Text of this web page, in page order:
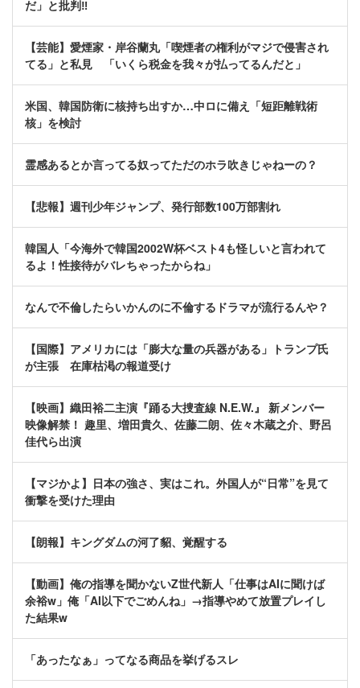
だ」と批判‼
【芸能】愛煙家・岸谷蘭丸「喫煙者の権利がマジで侵害され
てる」と私見 「いくら税金を我々が払ってるんだと」
米国、韓国防衛に核持ち出すか…中ロに備え「短距離戦術
核」を検討
霊感あるとか言ってる奴ってただのホラ吹きじゃねーの？
【悲報】週刊少年ジャンプ、発行部数100万部割れ
韓国人「今海外で韓国2002W杯ベスト4も怪しいと言われて
るよ！性接待がバレちゃったからね」
なんで不倫したらいかんのに不倫するドラマが流行るんや？
【国際】アメリカには「膨大な量の兵器がある」トランプ氏
が主張 在庫枯渇の報道受け
【映画】織田裕二主演『踊る大捜査線 N.E.W.』 新メンバー
映像解禁！ 趣里、増田貴久、佐藤二朗、佐々木蔵之介、野呂
佳代ら出演
【マジかよ】日本の強さ、実はこれ。外国人が“日常”を見て
衝撃を受けた理由
【朗報】キングダムの河了貂、覚醒する
【動画】俺の指導を聞かないZ世代新人「仕事はAIに聞けば
余裕w」俺「AI以下でごめんね」→指導やめて放置プレイし
た結果w
「あったなぁ」ってなる商品を挙げるスレ